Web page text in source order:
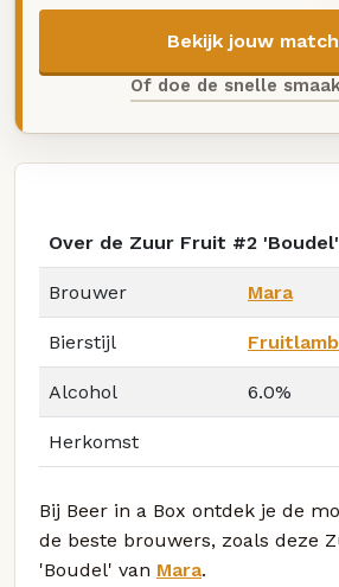
Bekijk jouw
Of doe de snelle
Over de Zuur Fruit #2 'Boudel'
Brouwer Mara
Bierstijl
Alcohol 6.0%
Herkomst
Bij Beer in a Box ontdek je de
de beste brouwers, zoals deze
'Boudel' van Mara.